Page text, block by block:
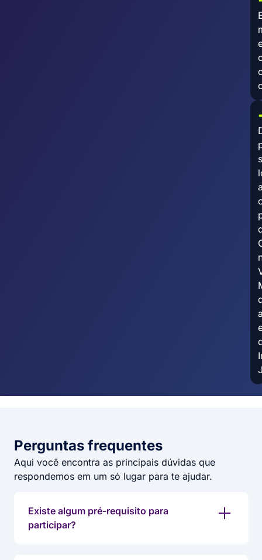
Perguntas frequentes​
Aqui você encontra as principais dúvidas que
respondemos em um só lugar para te ajudar.
Existe algum pré-requisito para
participar?